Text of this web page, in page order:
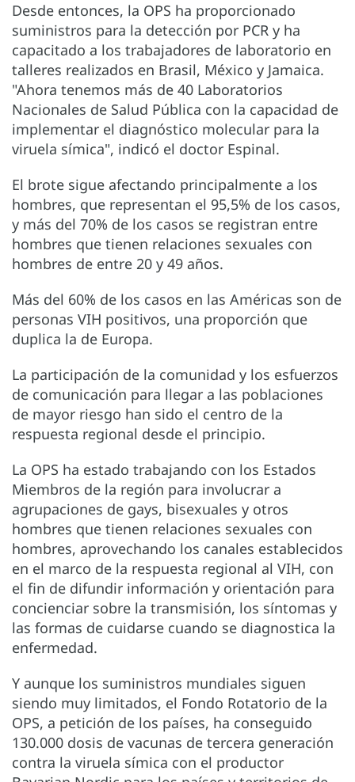
Desde entonces, la OPS ha proporcionado
suministros para la detección por PCR y ha
capacitado a los trabajadores de laboratorio en
talleres realizados en Brasil, México y Jamaica.
"Ahora tenemos más de 40 Laboratorios
Nacionales de Salud Pública con la capacidad de
implementar el diagnóstico molecular para la
viruela símica", indicó el doctor Espinal.
El brote sigue afectando principalmente a los
hombres, que representan el 95,5% de los casos,
y más del 70% de los casos se registran entre
hombres que tienen relaciones sexuales con
hombres de entre 20 y 49 años.
Más del 60% de los casos en las Américas son de
personas VIH positivos, una proporción que
duplica la de Europa.
La participación de la comunidad y los esfuerzos
de comunicación para llegar a las poblaciones
de mayor riesgo han sido el centro de la
respuesta regional desde el principio.
La OPS ha estado trabajando con los Estados
Miembros de la región para involucrar a
agrupaciones de gays, bisexuales y otros
hombres que tienen relaciones sexuales con
hombres, aprovechando los canales establecidos
en el marco de la respuesta regional al VIH, con
el fin de difundir información y orientación para
concienciar sobre la transmisión, los síntomas y
las formas de cuidarse cuando se diagnostica la
enfermedad.
Y aunque los suministros mundiales siguen
siendo muy limitados, el Fondo Rotatorio de la
OPS, a petición de los países, ha conseguido
130.000 dosis de vacunas de tercera generación
contra la viruela símica con el productor